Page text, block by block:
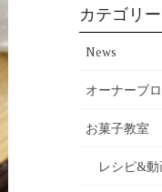
カテゴリー
News
オーナーブ
お菓子教室
レシピ&動